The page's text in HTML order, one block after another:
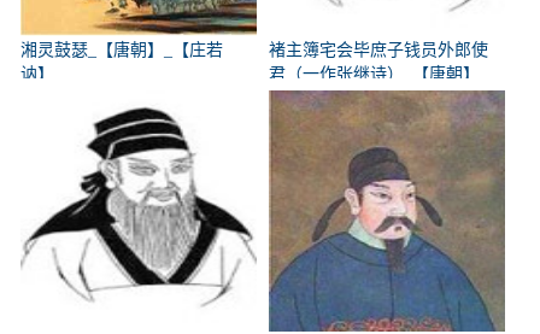
湘灵鼓瑟_【唐朝】_【庄若
讷】
褚主簿宅会毕庶子钱员外郎使
君（一作张继诗）_【唐朝】
_【韩翃】